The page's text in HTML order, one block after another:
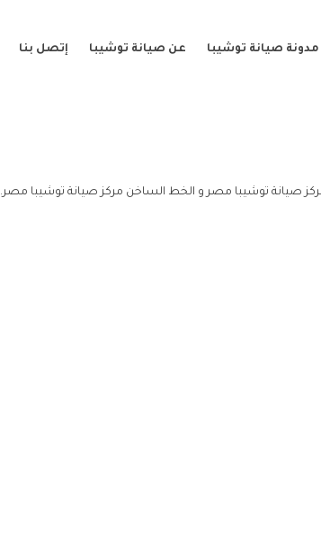
مدونة صيانة توشيبا عن صيانة توشيبا إتصل بنا
صيانة توشيبا مصر و الخط الساخن مركز صيانة توشيبا مصر.